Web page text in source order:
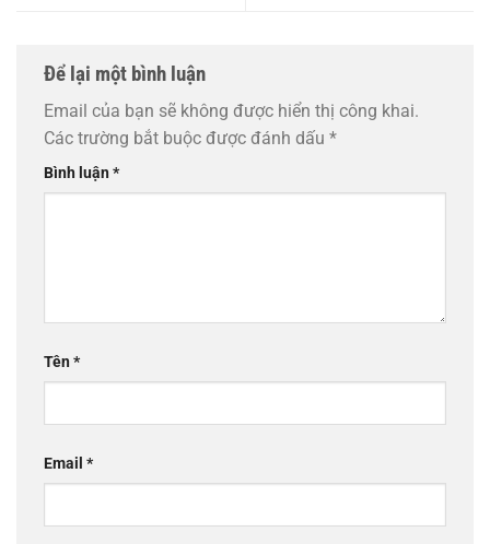
Để lại một bình luận
Email của bạn sẽ không được hiển thị công khai.
Các trường bắt buộc được đánh dấu *
Bình luận*
Tên*
Email *